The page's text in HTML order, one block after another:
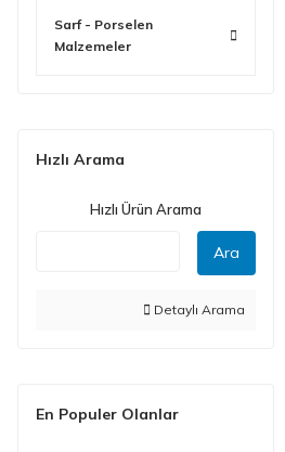
Sarf - Porselen
Malzemeler
Hızlı Arama
Hızlı Ürün Arama
Ara
Detaylı Arama
En Populer Olanlar